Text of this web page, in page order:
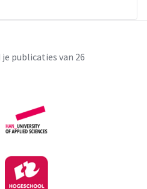
publicaties van 26